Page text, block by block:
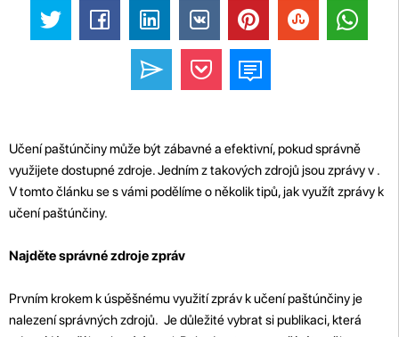
Učení paštúnčiny může být zábavné a efektivní, pokud správně
využijete dostupné zdroje. Jedním z takových zdrojů jsou zprávy v .
V tomto článku se s vámi podělíme o několik tipů, jak využít zprávy k
učení paštúnčiny.
Najděte správné zdroje zpráv
Prvním krokem k úspěšnému využití zpráv k učení paštúnčiny je
nalezení správných zdrojů. Je důležité vybrat si publikaci, která